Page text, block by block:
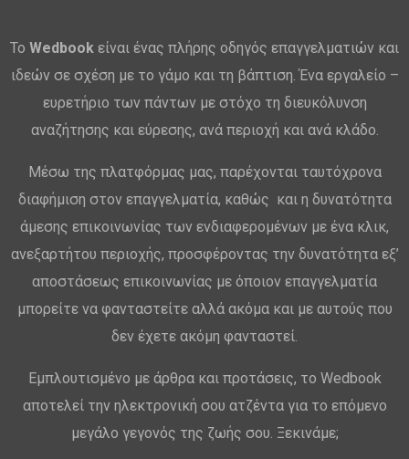
Το Wedbook είναι ένας πλήρης οδηγός επαγγελματιών και
ιδεών σε σχέση με το γάμο και τη βάπτιση. Ένα εργαλείο –
ευρετήριο των πάντων με στόχο τη διευκόλυνση
αναζήτησης και εύρεσης, ανά περιοχή και ανά κλάδο.
Μέσω της πλατφόρμας μας, παρέχονται ταυτόχρονα
διαφήμιση στον επαγγελματία, καθώς και η δυνατότητα
άμεσης επικοινωνίας των ενδιαφερομένων με ένα κλικ,
ανεξαρτήτου περιοχής, προσφέροντας την δυνατότητα εξ’
αποστάσεως επικοινωνίας με όποιον επαγγελματία
μπορείτε να φανταστείτε αλλά ακόμα και με αυτούς που
δεν έχετε ακόμη φανταστεί.
Εμπλουτισμένο με άρθρα και προτάσεις, το Wedbook
αποτελεί την ηλεκτρονική σου ατζέντα για το επόμενο
μεγάλο γεγονός της ζωής σου. Ξεκινάμε;